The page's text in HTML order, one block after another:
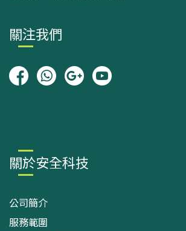
關注我們
關於安全科技
公司簡介
服務範圍